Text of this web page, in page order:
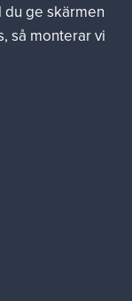
ge skärmen
så monterar vi